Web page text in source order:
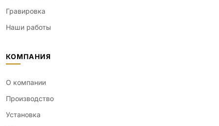
Гравировка
Наши работы
КОМПАНИЯ
О компании
Производство
Установка